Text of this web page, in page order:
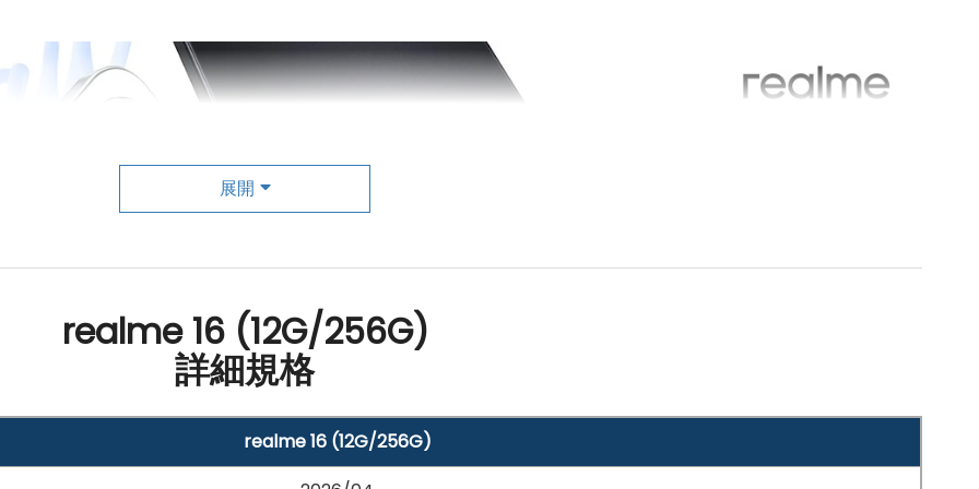
展開
realme 16 (12G/256G)
詳細規格
realme 16 (12G/256G)